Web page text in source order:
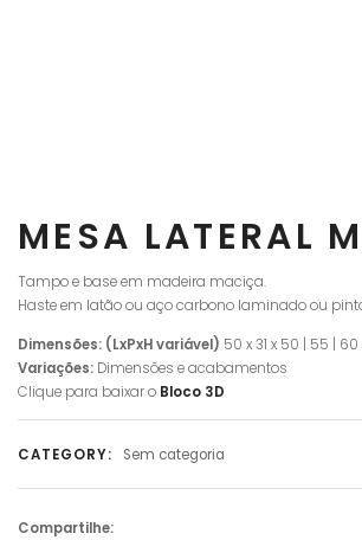
MESA LATERAL
Tampo e base em madeira maciça.
Haste em latão ou aço carbono laminado ou
Dimensões: (LxPxH variável) 50 x 31 x 50 | 55 |
Variações: Dimensões e acabamentos
Clique para baixar o Bloco 3D
CATEGORY: Sem categoria
Compartilhe: